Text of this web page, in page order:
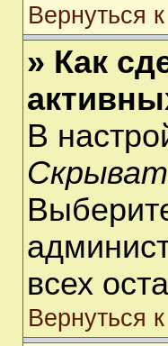
Вернуться
» Как
В
всех
Вернуться